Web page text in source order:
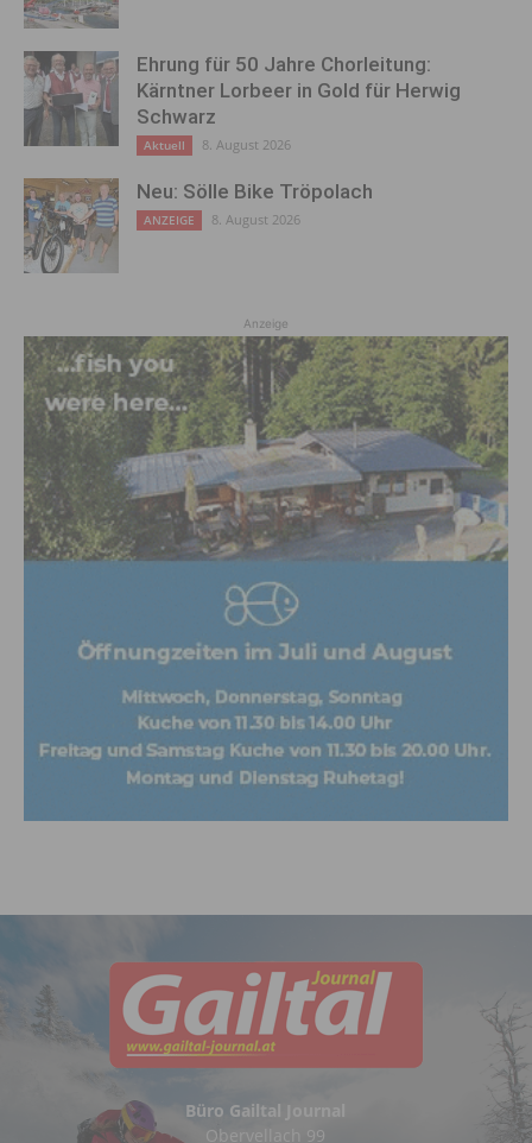
Ehrung für 50 Jahre Chorleitung:
Kärntner Lorbeer in Gold für Herwig
Schwarz
Aktuell 8. August 2026
Neu: Sölle Bike Tröpolach
ANZEIGE 8. August 2026
Anzeige
Büro Gailtal Journal
Obervellach 99